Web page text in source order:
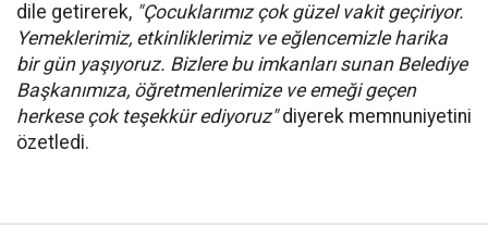
dile getirerek, "Çocuklarımız çok güzel vakit geçiriyor.
Yemeklerimiz, etkinliklerimiz ve eğlencemizle harika
bir gün yaşıyoruz. Bizlere bu imkanları sunan Belediye
Başkanımıza, öğretmenlerimize ve emeği geçen
herkese çok teşekkür ediyoruz"diyerek memnuniyetini
özetledi.